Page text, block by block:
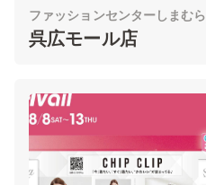
ファッションセンターしまむら
呉広モール店